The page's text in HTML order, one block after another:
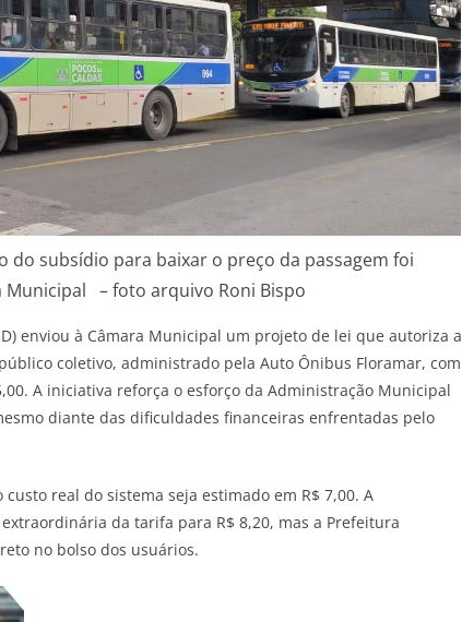
do subsídio para baixar o preço da passagem foi
Municipal – foto arquivo Roni Bispo
enviou à Câmara Municipal um projeto de lei que autoriza a
coletivo, administrado pela Auto Ônibus Floramar, com
A iniciativa reforça o esforço da Administração Municipal
diante das dificuldades financeiras enfrentadas pelo
real do sistema seja estimado em R$ 7,00. A
da tarifa para R$ 8,20, mas a Prefeitura
no bolso dos usuários.